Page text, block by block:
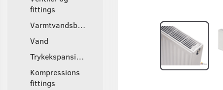
fittings
Varmtvandsbeholder
Vand
Trykekspansionsbeholder
Kompressions
fittings